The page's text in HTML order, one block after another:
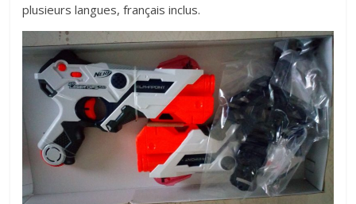
plusieurs langues, français inclus.